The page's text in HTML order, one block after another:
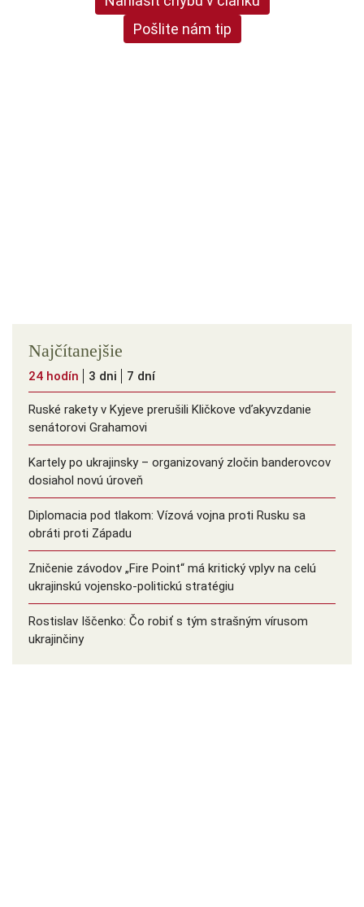
Pošlite nám tip
Najčítanejšie
24 hodín 3 dni 7 dní
Ruské rakety v Kyjeve prerušili Kličkove vďakyvzdanie
senátorovi Grahamovi
Kartely po ukrajinsky – organizovaný zločin banderovcov
dosiahol novú úroveň
Diplomacia pod tlakom: Vízová vojna proti Rusku sa
obráti proti Západu
Zničenie závodov „Fire Point“ má kritický vplyv na celú
ukrajinskú vojensko-politickú stratégiu
Rostislav Iščenko: Čo robiť s tým strašným vírusom
ukrajinčiny